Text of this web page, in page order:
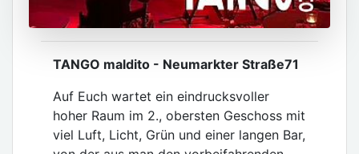
TANGO maldito - Neumarkter Straße71
Auf Euch wartet ein eindrucksvoller
hoher Raum im 2., obersten Geschoss mit
viel Luft, Licht, Grün und einer langen Bar,